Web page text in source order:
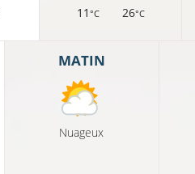
11 °C 26°C
MATIN
Nuageux